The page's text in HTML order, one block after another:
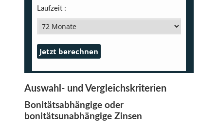
Laufzeit :
Auswahl- und Vergleichskriterien
Bonitätsabhängige oder
bonitätsunabhängige Zinsen